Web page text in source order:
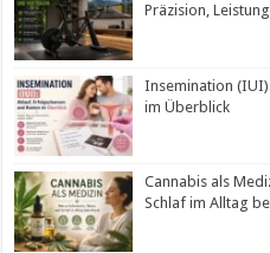
Präzision,
Insemination
im Überblick
Cannabis als
Schlaf im Alltag